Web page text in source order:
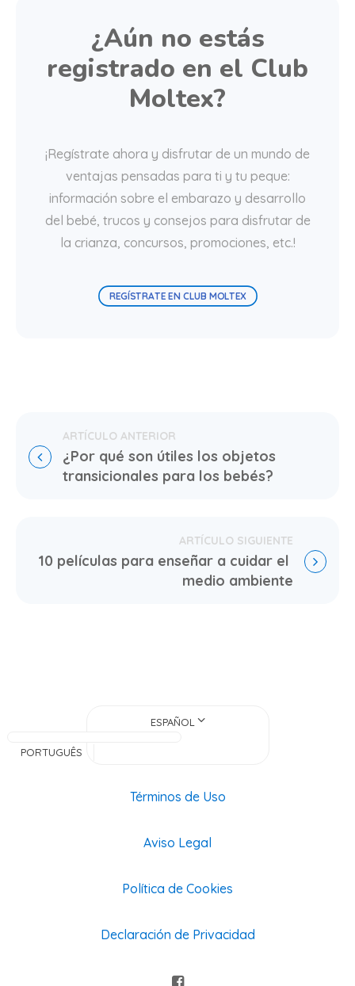
¿Aún no estás
registrado en el Club
Moltex?
¡Regístrate ahora y disfrutar de un mundo de
ventajas pensadas para ti y tu peque:
información sobre el embarazo y desarrollo
del bebé, trucos y consejos para disfrutar de
la crianza, concursos, promociones, etc.!
REGÍSTRATE EN CLUB MOLTEX
¿Por qué son útiles los objetos
transicionales para los bebés?
10 películas para enseñar a cuidar el
medio ambiente
ESPAÑOL
PORTUGUÊS
Términos de Uso
Aviso Legal
Política de Cookies
Declaración de Privacidad